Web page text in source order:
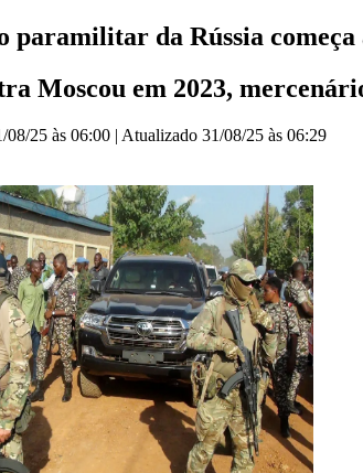
paramilitar da Rússia
Moscou em 2023,
08/25 às 06:00 | Atualizado 31/08/25 às 06:29